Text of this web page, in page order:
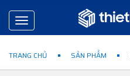
Toggle
navigation
TRANG CHỦ SẢN PHẨM